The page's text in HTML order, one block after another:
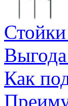
Как